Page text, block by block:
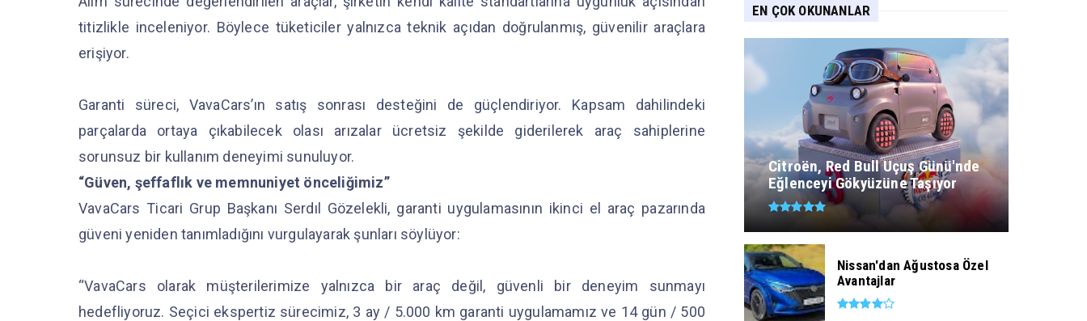
titizlikle inceleniyor. Böylece tüketiciler yalnızca teknik açıdan doğrulanmış, güvenilir araçlara
erişiyor.
Garanti süreci, VavaCars’ın satış sonrası desteğini de güçlendiriyor. Kapsam dahilindeki
parçalarda ortaya çıkabilecek olası arızalar ücretsiz şekilde giderilerek araç sahiplerine
sorunsuz bir kullanım deneyimi sunuluyor.
“Güven, şeffaflık ve memnuniyet önceliğimiz”
VavaCars Ticari Grup Başkanı Serdıl Gözelekli, garanti uygulamasının ikinci el araç pazarında
güveni yeniden tanımladığını vurgulayarak şunları söylüyor:
“VavaCars olarak müşterilerimize yalnızca bir araç değil, güvenli bir deneyim sunmayı
hedefliyoruz. Seçici ekspertiz sürecimiz, 3 ay / 5.000 km garanti uygulamamız ve 14 gün / 500
EN ÇOK OKUNANLAR
Citroën, Red Bull Uçuş Günü'nde
Eğlenceyi Gökyüzüne Taşıyor
Nissan'dan Ağustosa Özel
Avantajlar